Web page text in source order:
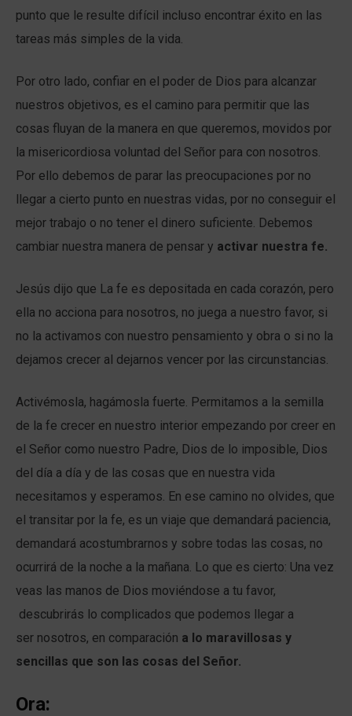
punto que le resulte difícil incluso encontrar éxito en las
tareas más simples de la vida.
Por otro lado, confiar en el poder de Dios para alcanzar
nuestros objetivos, es el camino para permitir que las
cosas fluyan de la manera en que queremos, movidos por
la misericordiosa voluntad del Señor para con nosotros.
Por ello debemos de parar las preocupaciones por no
llegar a cierto punto en nuestras vidas, por no conseguir el
mejor trabajo o no tener el dinero suficiente. Debemos
cambiar nuestra manera de pensar y activar nuestra fe.
Jesús dijo que La fe es depositada en cada corazón, pero
ella no acciona para nosotros, no juega a nuestro favor, si
no la activamos con nuestro pensamiento y obra o si no la
dejamos crecer al dejarnos vencer por las circunstancias.
Activémosla, hagámosla fuerte. Permitamos a la semilla
de la fe crecer en nuestro interior empezando por creer en
el Señor como nuestro Padre, Dios de lo imposible, Dios
del día a día y de las cosas que en nuestra vida
necesitamos y esperamos. En ese camino no olvides, que
el transitar por la fe, es un viaje que demandará paciencia,
demandará acostumbrarnos y sobre todas las cosas, no
ocurrirá de la noche a la mañana. Lo que es cierto: Una vez
veas las manos de Dios moviéndose a tu favor,
descubrirás lo complicados que podemos llegar a
ser nosotros, en comparación a lo maravillosas y
sencillas que son las cosas del Señor.
Ora: